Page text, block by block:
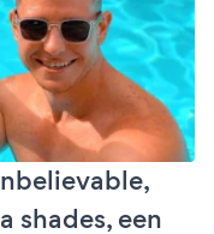
shades, een